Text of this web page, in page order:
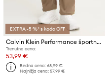
EXTRA -5 %* s kodo OFF
Calvin Klein Performance športne pajkice ženske
Trenutna cena:
53,99 €
Redna cena:68,99 €
Najnižja cena:57,99 €